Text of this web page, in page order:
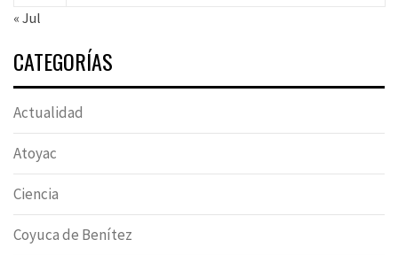
« Jul
CATEGORÍAS
Actualidad
Atoyac
Ciencia
Coyuca de Benítez